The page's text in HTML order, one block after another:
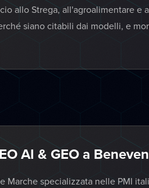
allo Strega, all'agroalimentare
siano citabili dai modelli, e
AI & GEO a
Marche specializzata nelle PMI